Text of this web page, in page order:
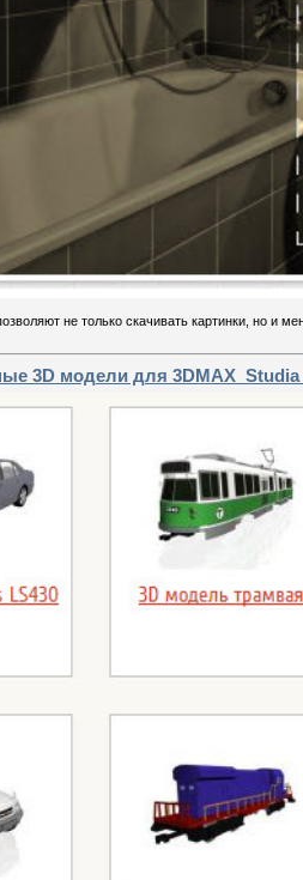
не только скачивать картинки, но и
3D модели для